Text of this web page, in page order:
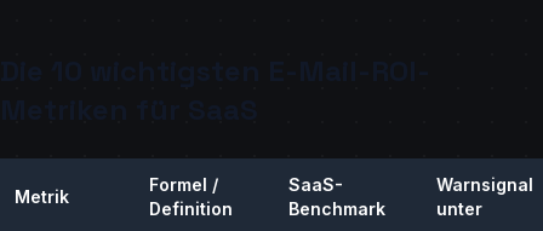
Metrik
Formel /
Definition
SaaS-
Benchmark
Warnsignal
unter